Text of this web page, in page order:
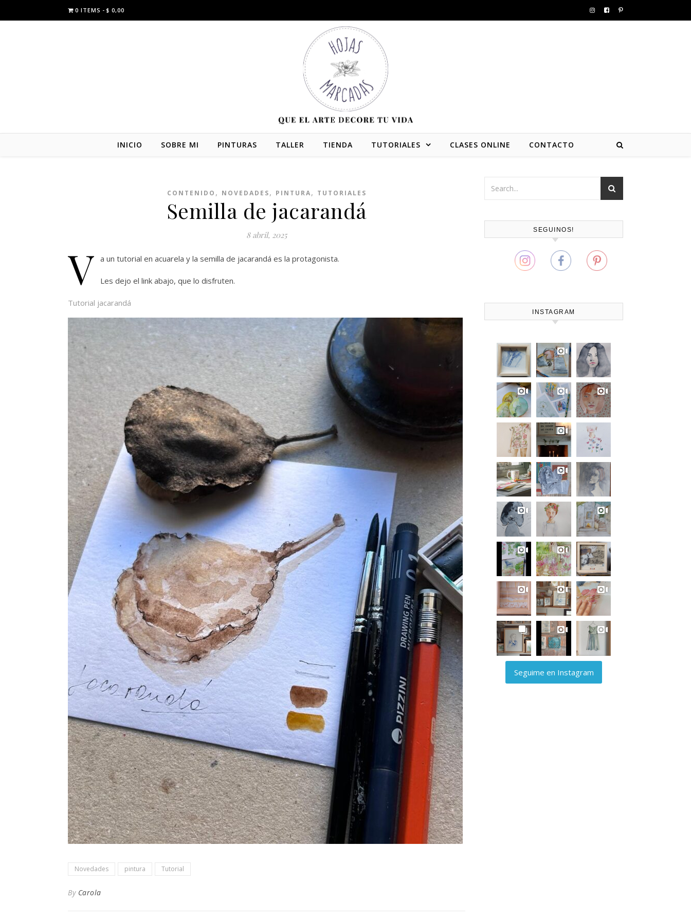
0 ITEMS $ 0,00
INICIO SOBRE MI PINTURAS TALLER TIENDA TUTORIALES CLASES ONLINE CONTACTO
CONTENIDO , NOVEDADES, PINTURA, TUTORIALES
Semilla de jacarandá
8 abril, 2025
V a un tutorial en acuarela y la semilla de jacarandá es la protagonista.
Les dejo el link abajo, que lo disfruten.
Tutorial jacarandá
Novedades pintura Tutorial
By Carola
SEGUINOS!
INSTAGRAM
Seguime en Instagram